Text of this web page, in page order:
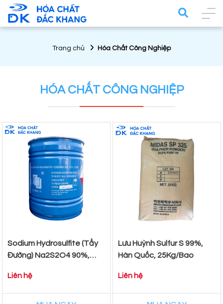
Trang chủ Hóa Chất Công Nghiệp
HÓA CHẤT CÔNG NGHIỆP
Sodium Hydrosulfite (Tẩy
Đường) Na2S2O4 90%,
Liên hệ
Lưu Huỳnh Sulfur S 99%,
Hàn Quốc, 25Kg/Bao
Liên hệ